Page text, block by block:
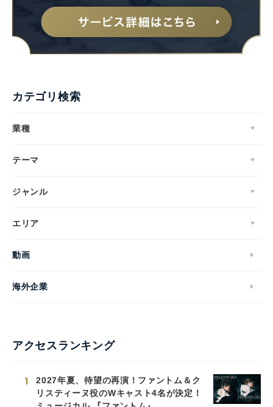
カテゴリ検索
業種
テーマ
ジャンル
エリア
動画
海外企業
アクセスランキング
1
2027年夏、待望の再演！ファントム＆ク
リスティーヌ役のWキャスト4名が決定！